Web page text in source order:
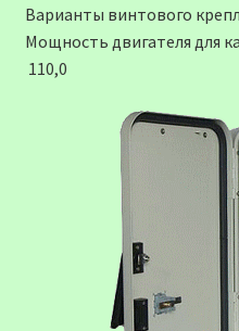
Варианты винтового
Мощность двигателя для
110,0